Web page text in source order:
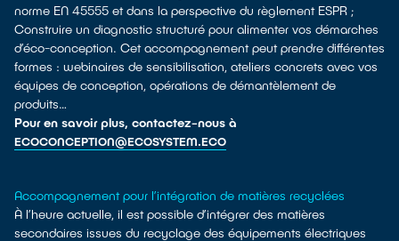
norme EN 45555 et dans la perspective du règlement ESPR ;
Construire un diagnostic structuré pour alimenter vos démarches
d’éco-conception. Cet accompagnement peut prendre différentes
formes : webinaires de sensibilisation, ateliers concrets avec vos
équipes de conception, opérations de démantèlement de
produits…
Pour en savoir plus, contactez-nous à
ECOCONCEPTION@ECOSYSTEM.ECO
Accompagnement pour l’intégration de matières recyclées
À l’heure actuelle, il est possible d’intégrer des matières
secondaires issues du recyclage des équipements électriques